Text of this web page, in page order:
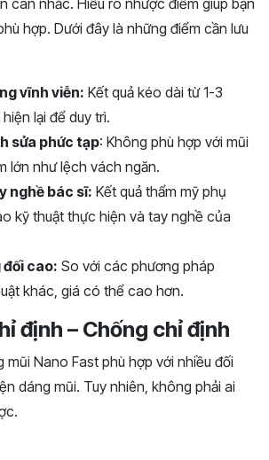
hợp. Dưới đây là những điểm cần lưu
vĩnh viễn: Kết quả kéo dài từ 1-3
lại để duy trì.
sửa phức tạp: Không phù hợp với mũi
lớn như lệch vách ngăn.
nghề bác sĩ: Kết quả thẩm mỹ phụ
kỹ thuật thực hiện và tay nghề của
đối cao: So với các phương pháp
khác, giá có thể cao hơn.
định – Chống chỉ định
mũi Nano Fast phù hợp với nhiều đối
dáng mũi. Tuy nhiên, không phải ai